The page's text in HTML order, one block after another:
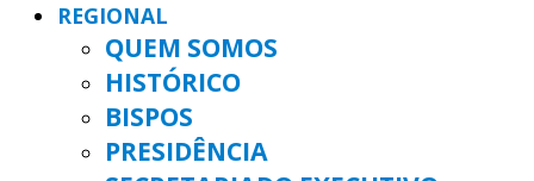
REGIONAL
QUEM SOMOS
HISTÓRICO
BISPOS
PRESIDÊNCIA